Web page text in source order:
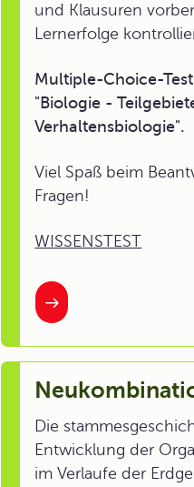
und Klausuren
Lernerfolge
Multiple-Choice-
"Biologie -
Verhaltensbiologie".
Viel Spaß beim
Fragen!
WISSENSTEST
Die
Entwicklung der
im Verlaufe der